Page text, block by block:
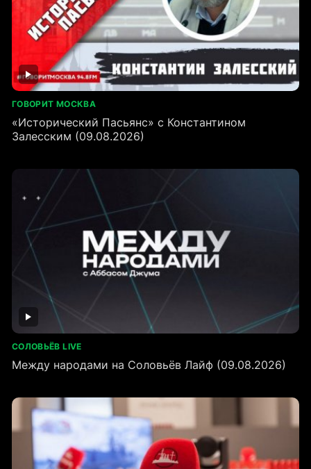
ГОВОРИТ МОСКВА
«Исторический Пасьянс» с Константином
Залесским (09.08.2026)
СОЛОВЬЁВ LIVE
Между народами на Соловьёв Лайф (09.08.2026)